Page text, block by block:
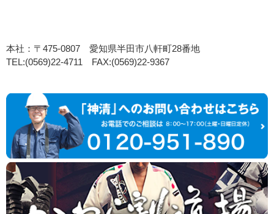
本社：〒475-0807 愛知県半田市八軒町28番地
TEL:(0569)22-4711 FAX:(0569)22-9367